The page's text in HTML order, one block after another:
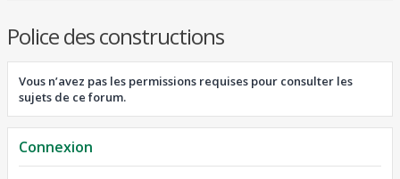
c
Police des constructions
Vous n’avez pas les permissions requises pour consulter les
sujets de ce forum.
Connexion